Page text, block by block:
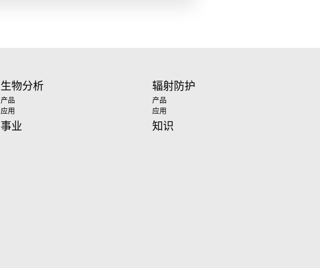
生物分析
产品
应用
辐射防护
产品
应用
事业
知识